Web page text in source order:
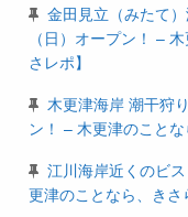
金田見立（みたて
（日）オープン！ –
さレポ】
木更津海岸 潮干狩
ン！ – 木更津のこと
江川海岸近くのビ
更津のことなら、きさ